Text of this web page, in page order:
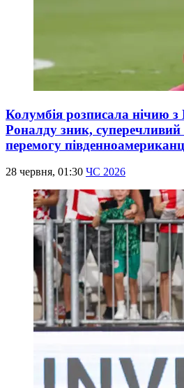
Колумбія розписала нічию з
Роналду зник,
перемогу
28 червня, 01:30 ЧС 2026